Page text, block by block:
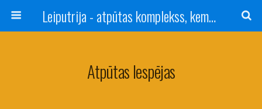
Leiputrija - atpūtas komplekss, kempings, viesu nams pie Rīgas / Camping, caravan site, bed and breakfast near Riga / Camping, caravanas, bungalows Letonia / Campingplatz, Caravanpark, Zimmer in Lettland / Kемпинг и гостевой дом к Риги
Atpūtas Iespējas